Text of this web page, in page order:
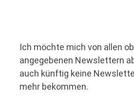
Ich möchte mich von allen
angegebenen Newslettern
auch künftig keine
mehr bekommen.